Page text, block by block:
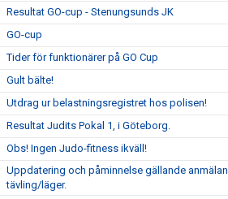
Resultat GO-cup - Stenungsunds JK
GO-cup
Tider för funktionärer på GO Cup
Gult bälte!
Utdrag ur belastningsregistret hos polisen!
Resultat Judits Pokal 1, i Göteborg.
Obs! Ingen Judo-fitness ikväll!
Uppdatering och påminnelse gällande anmälan
tävling/läger.